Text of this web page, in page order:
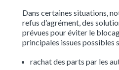
Dans certaines situations,
refus d’agrément, des
prévues pour éviter le
principales issues possibles
rachat des parts par les